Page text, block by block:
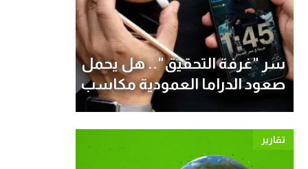
سر "غرفة التحقيق".. هل يحمل
صعود الدراما العمودية مكاسب
تقارير